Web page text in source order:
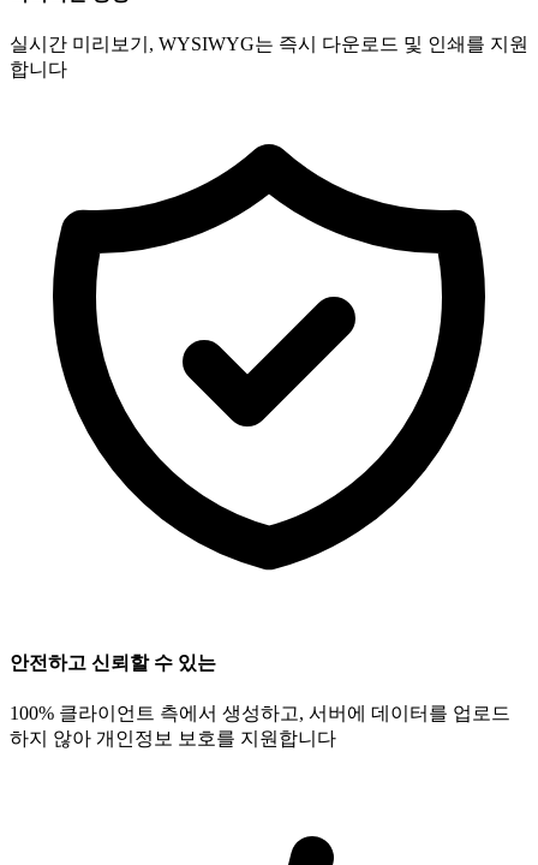
실시간 미리보기, WYSIWYG는 즉시 다운로드 및 인쇄를 지원
합니다
안전하고 신뢰할 수 있는
100% 클라이언트 측에서 생성하고, 서버에 데이터를 업로드
하지 않아 개인정보 보호를 지원합니다